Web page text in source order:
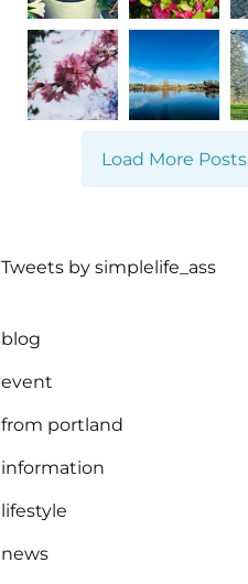
Load More Posts
Tweets by simplelife_ass
blog
event
from portland
information
lifestyle
news